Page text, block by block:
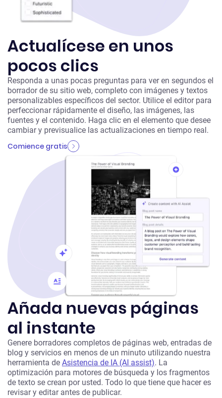
Actualícese en unos
pocos clics
Responda a unas pocas preguntas para ver en segundos el
borrador de su sitio web, completo con imágenes y textos
personalizables específicos del sector. Utilice el editor para
perfeccionar rápidamente el diseño, las imágenes, las
fuentes y el contenido. Haga clic en el elemento que desee
cambiar y previsualice las actualizaciones en tiempo real.
Comience gratis
Añada nuevas páginas
al instante
Genere borradores completos de páginas web, entradas de
blog y servicios en menos de un minuto utilizando nuestra
herramienta de Asistencia de IA (AI assist). La
optimización para motores de búsqueda y los fragmentos
de texto se crean por usted. Todo lo que tiene que hacer es
revisar y editar antes de publicar.